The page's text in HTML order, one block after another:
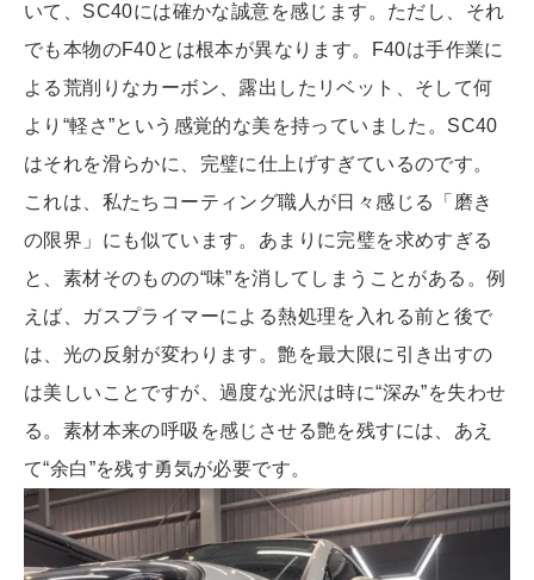
いて、SC40には確かな誠意を感じます。ただし、それ
でも本物のF40とは根本が異なります。F40は手作業に
よる荒削りなカーボン、露出したリベット、そして何
より“軽さ”という感覚的な美を持っていました。SC40
はそれを滑らかに、完璧に仕上げすぎているのです。
これは、私たちコーティング職人が日々感じる「磨き
の限界」にも似ています。あまりに完璧を求めすぎる
と、素材そのものの“味”を消してしまうことがある。例
えば、ガスプライマーによる熱処理を入れる前と後で
は、光の反射が変わります。艶を最大限に引き出すの
は美しいことですが、過度な光沢は時に“深み”を失わせ
る。素材本来の呼吸を感じさせる艶を残すには、あえ
て“余白”を残す勇気が必要です。